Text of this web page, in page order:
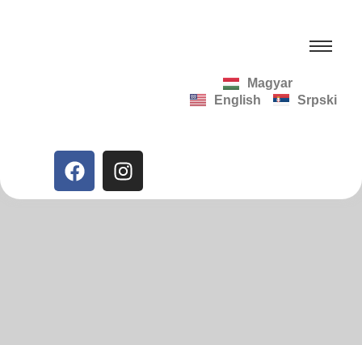
Magyar
English
Srpski